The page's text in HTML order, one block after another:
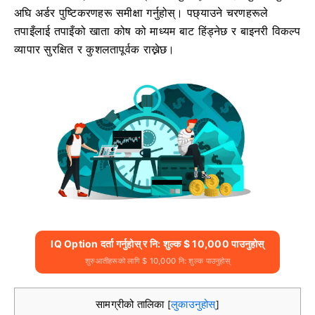
अघि अर्डर पुष्टिकरणहरू समीक्षा गर्नुहोस्। पछ्याउने चरणहरूले
तपाइँलाई तपाइँको खाता कोष को माध्यम बाट हिंड्नेछ र बाइनरी विकल्प
व्यापार सुरक्षित र कुशलतापूर्वक राख्नेछ।
IQ Option दर्ता गर्नुहोस् र नि: शुल्क $ 10,000 पाउनुहोस्
शुरुआतीहरूको लागि $ 10,000 नि: शुल्क पाउनुहोस्
सामग्रीको तालिका [लुकाउनुहोस्]